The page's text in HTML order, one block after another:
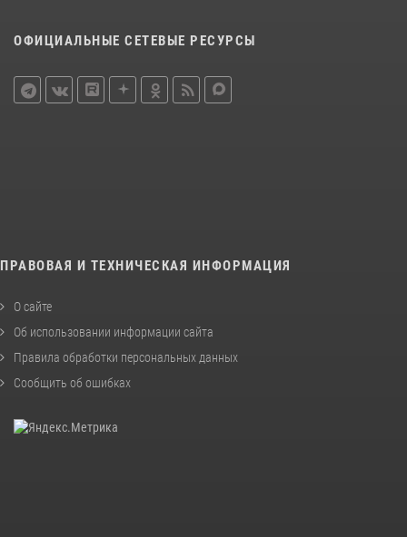
ОФИЦИАЛЬНЫЕ СЕТЕВЫЕ РЕСУРСЫ
ПРАВОВАЯ И ТЕХНИЧЕСКАЯ ИНФОРМАЦИЯ
О сайте
Об использовании информации сайта
Правила обработки персональных данных
Сообщить об ошибках